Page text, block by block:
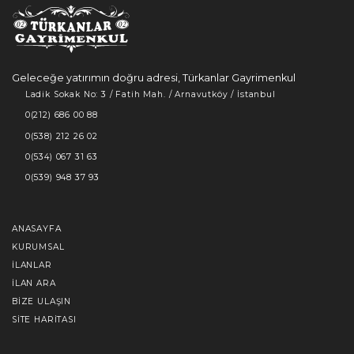
Geleceğe yatırımın doğru adresi, Türkanlar Gayrimenkul
Ladik Sokak No: 3 / Fatih Mah. / Arnavutköy / İstanbul
0(212) 686 00 88
0(538) 212 26 02
0(534) 067 31 63
0(539) 948 37 93
ANASAYFA
KURUMSAL
İLANLAR
İLAN ARA
BIZE ULAŞIN
SITE HARITASI